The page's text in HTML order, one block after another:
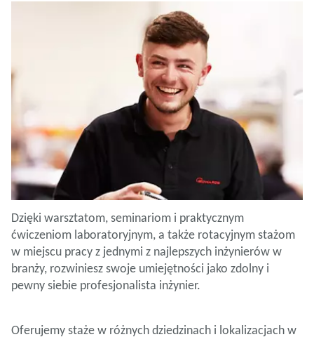
Dzięki warsztatom, seminariom i praktycznym
ćwiczeniom laboratoryjnym, a także rotacyjnym stażom
w miejscu pracy z jednymi z najlepszych inżynierów w
branży, rozwiniesz swoje umiejętności jako zdolny i
pewny siebie profesjonalista inżynier.
Oferujemy staże w różnych dziedzinach i lokalizacjach w